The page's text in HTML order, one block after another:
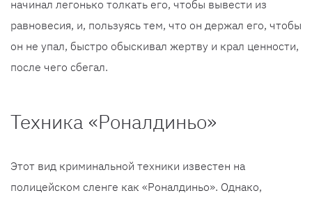
начинал легонько толкать его, чтобы вывести из
равновесия, и, пользуясь тем, что он держал его, чтобы
он не упал, быстро обыскивал жертву и крал ценности,
после чего сбегал.
Техника «Роналдиньо»
Этот вид криминальной техники известен на
полицейском сленге как «Роналдиньо». Однако,